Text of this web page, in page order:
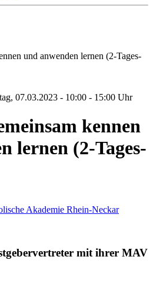
07.03.2023 - 10:00 - 15:00 Uhr
kennen
lernen (2-Tages-
Akademie Rhein-Neckar
mit ihrer MAV